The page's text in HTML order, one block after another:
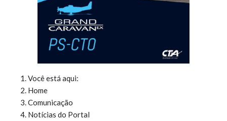
Você está aqui:
Home
Comunicação
Notícias do Portal